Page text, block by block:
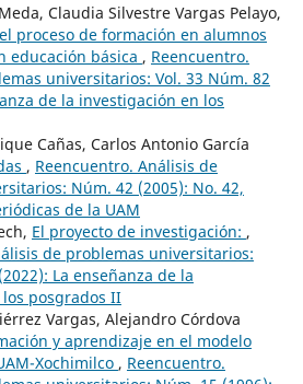
Claudia Silvestre Vargas Pelayo,
proceso de formación en alumnos
educación básica , Reencuentro.
universitarios: Vol. 33 Núm. 82
de la investigación en los
Cañas, Carlos Antonio García
, Reencuentro. Análisis de
Núm. 42 (2005): No. 42,
de la UAM
El proyecto de investigación: ,
de problemas universitarios:
La enseñanza de la
posgrados II
Vargas, Alejandro Córdova
y aprendizaje en el modelo
Xochimilco , Reencuentro.